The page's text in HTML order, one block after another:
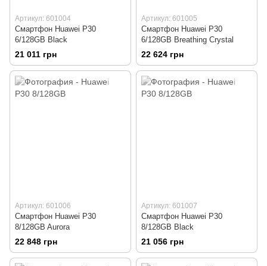
Артикул: 601004
Смартфон Huawei P30
6/128GB Black
21 011 грн
Артикул: 601005
Смартфон Huawei P30
6/128GB Breathing Crystal
22 624 грн
Артикул: 601006
Смартфон Huawei P30
8/128GB Aurora
22 848 грн
Артикул: 601007
Смартфон Huawei P30
8/128GB Black
21 056 грн